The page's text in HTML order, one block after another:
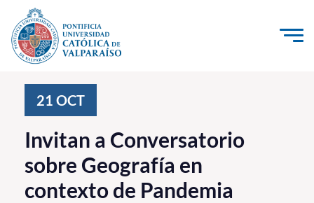
Click acá para ir directamente al contenido
Investigación, Creación e Innovación
PUCV Internacional
Vinculación con el Medio
21 OCT
Invitan a Conversatorio
sobre Geografía en
contexto de Pandemia